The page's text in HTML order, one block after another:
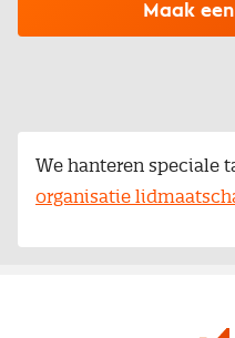
Maak
We hanteren speciale
organisatie